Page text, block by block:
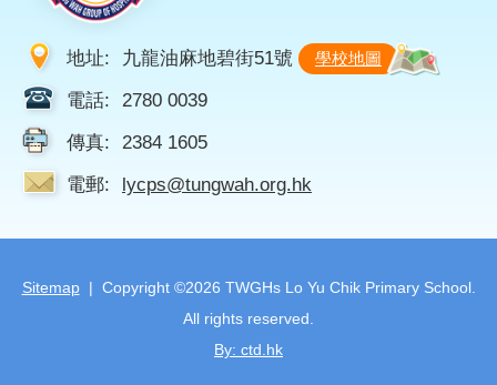
地址: 九龍油麻地碧街51號 學校地圖
電話: 2780 0039
傳真: 2384 1605
電郵: lycps@tungwah.org.hk
Sitemap| Copyright ©2026 TWGHs Lo Yu Chik Primary School.
All rights reserved.
By: ctd.hk